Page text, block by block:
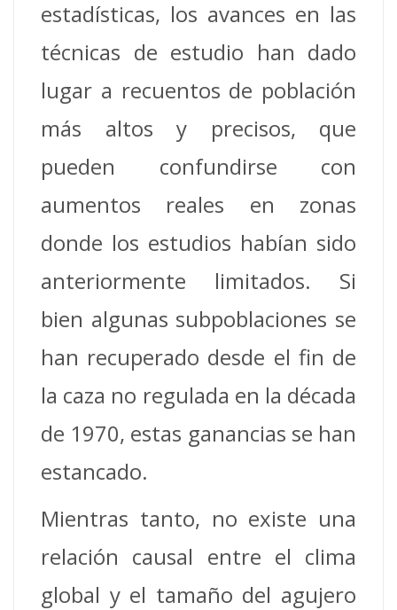
estadísticas, los avances en las
técnicas de estudio han dado
lugar a recuentos de población
más altos y precisos, que
pueden confundirse con
aumentos reales en zonas
donde los estudios habían sido
anteriormente limitados. Si
bien algunas subpoblaciones se
han recuperado desde el fin de
la caza no regulada en la década
de 1970, estas ganancias se han
estancado.
Mientras tanto, no existe una
relación causal entre el clima
global y el tamaño del agujero